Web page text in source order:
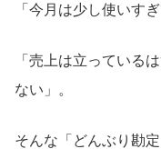
「今月は少し使いす
「売上は立っている
ない」。
そんな「どんぶり勘